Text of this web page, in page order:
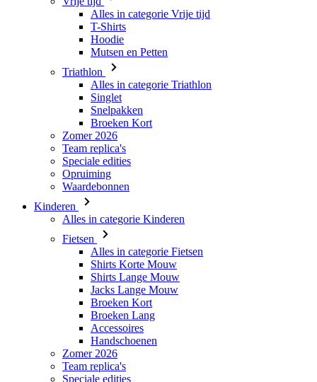
Triathlon
Alles in categorie Triathlon
Singlet
Snelpakken
Broeken Kort
Zomer 2026
Team replica's
Speciale edities
Opruiming
Waardebonnen
Kinderen
Alles in categorie Kinderen
Fietsen
Alles in categorie Fietsen
Shirts Lange Mouw
Jacks Lange Mouw
Broeken Kort
Broeken Lang
Accessoires
Handschoenen
Zomer 2026
Team replica's
Speciale edities
Opruiming
Waardebonnen
Custom Teamwear
Stories